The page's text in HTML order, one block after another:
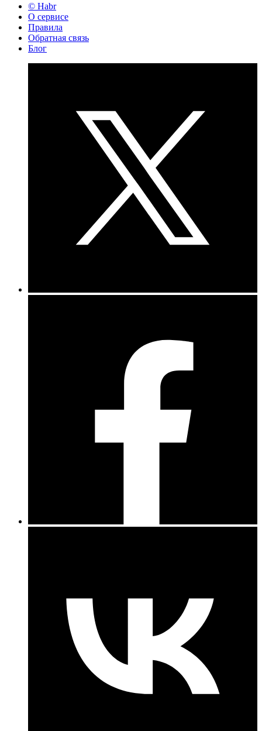
© Habr
О сервисе
Правила
Обратная связь
Блог